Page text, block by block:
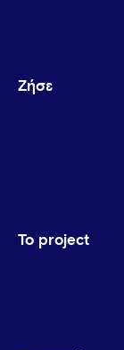
Ζήσε
Το project